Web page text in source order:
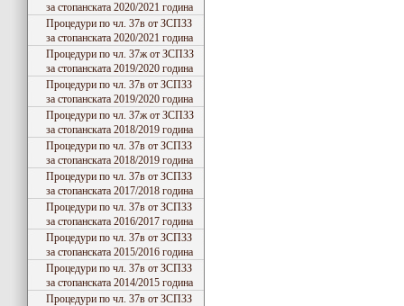
за стопанската 2020/2021 година
Процедури по чл. 37в от ЗСПЗЗ
за стопанската 2020/2021 година
Процедури по чл. 37ж от ЗСПЗЗ
за стопанската 2019/2020 година
Процедури по чл. 37в от ЗСПЗЗ
за стопанската 2019/2020 година
Процедури по чл. 37ж от ЗСПЗЗ
за стопанската 2018/2019 година
Процедури по чл. 37в от ЗСПЗЗ
за стопанската 2018/2019 година
Процедури по чл. 37в от ЗСПЗЗ
за стопанската 2017/2018 година
Процедури по чл. 37в от ЗСПЗЗ
за стопанската 2016/2017 година
Процедури по чл. 37в от ЗСПЗЗ
за стопанската 2015/2016 година
Процедури по чл. 37в от ЗСПЗЗ
за стопанската 2014/2015 година
Процедури по чл. 37в от ЗСПЗЗ